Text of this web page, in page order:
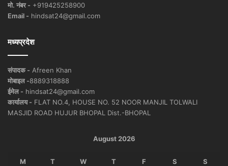
मो. नंबर - +919425258900
Email - hindsat24@gmail.com
मध्यप्रदेश
संपादक - Afreen Khan
मोबाइल -8889318888
ईमेल - hindsat24@gmail.com
कार्यालय - FLAT NO.4, HOUSE NO. 52 NOOR MANJIL TOLWALI
MASJID ROAD HUJUR BHOPAL Dist.-BHOPAL
August 2026
M T W T F S S